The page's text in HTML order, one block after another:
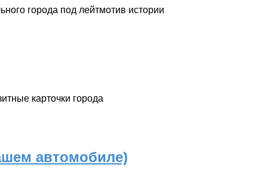
города под лейтмотив истории
карточки города
автомобиле)